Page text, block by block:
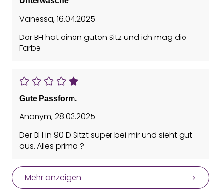
Vanessa,16.04.2025
Der BH hat einen guten Sitz und ich mag die
Farbe
Gute Passform.
Anonym,28.03.2025
Der BH in 90 D Sitzt super bei mir und sieht gut
aus. Alles prima ?
Mehr anzeigen